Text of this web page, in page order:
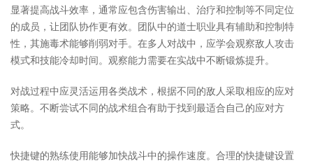
显著提高战斗效率，通常应包含伤害输出、治疗和控制等不同定位
的成员，让团队协作更有效。团队中的道士职业具有辅助和控制特
性，其施毒术能够削弱对手。在多人对战中，应学会观察敌人攻击
模式和技能冷却时间。观察能力需要在实战中不断锻炼提升。
对战过程中应灵活运用各类战术，根据不同的敌人采取相应的应对
策略。不断尝试不同的战术组合有助于找到最适合自己的应对方
式。
快捷键的熟练使用能够加快战斗中的操作速度。合理的快捷键设置